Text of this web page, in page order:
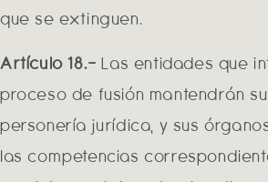
que se extinguen.
Artículo 18.-Las entidades que
proceso de fusión mantendrán
personería jurídica, y sus
las competencias